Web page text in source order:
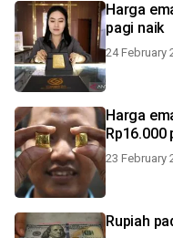
Harga
pagi naik
24 February
Harga
Rp16.000
23 February
Rupiah